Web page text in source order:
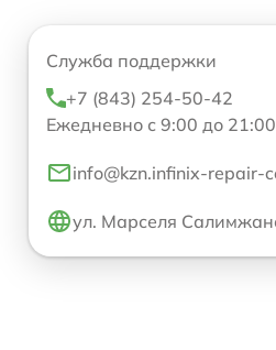
Служба поддержки
+7 (843) 254-50-42
Ежедневно с 9:00 до 21:00
info@kzn.infinix-repair-
ул. Марселя